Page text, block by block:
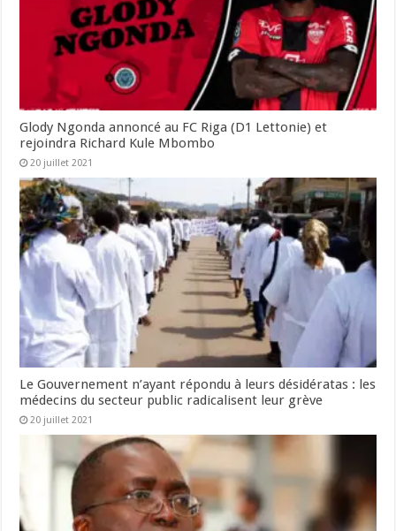
Glody Ngonda annoncé au FC Riga (D1 Lettonie) et
rejoindra Richard Kule Mbombo
20 juillet 2021
Le Gouvernement n’ayant répondu à leurs désidératas : les
médecins du secteur public radicalisent leur grève
20 juillet 2021